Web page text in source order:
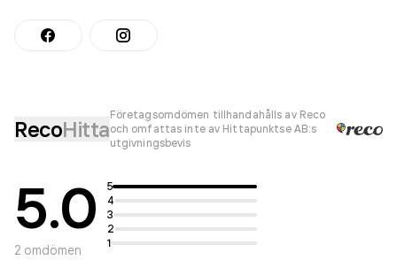
RecoHitta
Företagsomdömen tillhandahålls av Reco
och omfattas inte av Hittapunktse AB:s
utgivningsbevis
5.0
2 omdömen
5
4
3
2
1